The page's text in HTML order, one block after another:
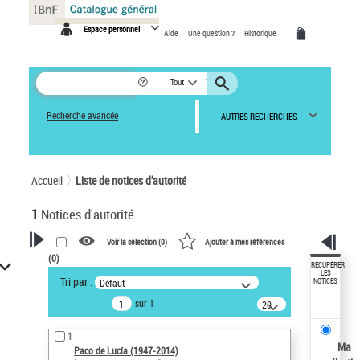
Espace personnel Aide Une question ? Historique
Tout
Recherche avancée AUTRES RECHERCHES
Accueil Liste de notices d’autorité
1 Notices d'autorité
VOTRE RECHERCHE
Recherche avancée dans les
notices d’autorité
Œuvres liées à l'auteur :
Paco de Lucía (1947-2014)
Voir la sélection (0) Ajouter à mes références
(0)
Tri par : Défaut
sur 1
20
résultats/page
1
Paco de Lucía (1947-2014)
RÉCUPÉRER
LES
NOTICES
Ma
Panneau de gestion des cookies